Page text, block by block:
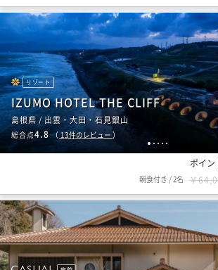
1 2 3 4 5
リゾート
IZUMO HOTEL THE CLIFF
島根県 / 出雲・大田・石見銀山
総合点4.8（ 13件のレビュー）
ポイン
朝食付き /2名 ￥